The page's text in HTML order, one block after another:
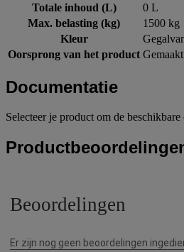
Totale inhoud (L)
0 L
Max. belasting (kg)
1500 kg
Kleur
Oorsprong van het product
Documentatie
Selecteer je product om de